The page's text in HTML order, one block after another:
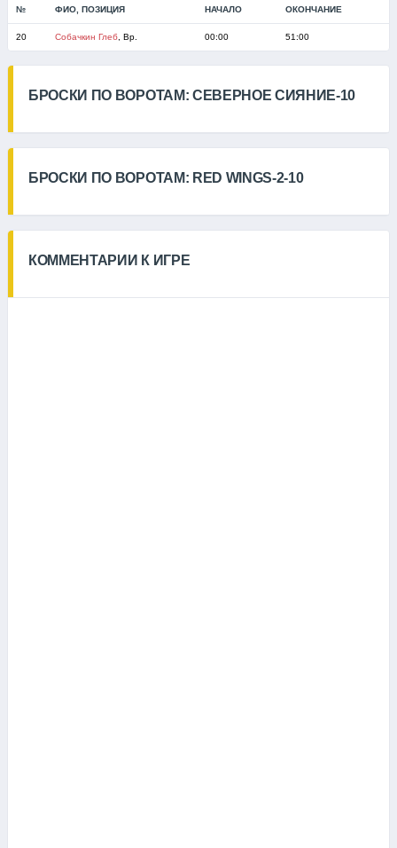
№ ФИО, ПОЗИЦИЯ НАЧАЛО ОКОНЧАНИЕ
20 Собачкин Глеб, Вр. 00:00 51:00
БРОСКИ ПО ВОРОТАМ: СЕВЕРНОЕ СИЯНИЕ-10
БРОСКИ ПО ВОРОТАМ: RED WINGS-2-10
КОММЕНТАРИИ К ИГРЕ